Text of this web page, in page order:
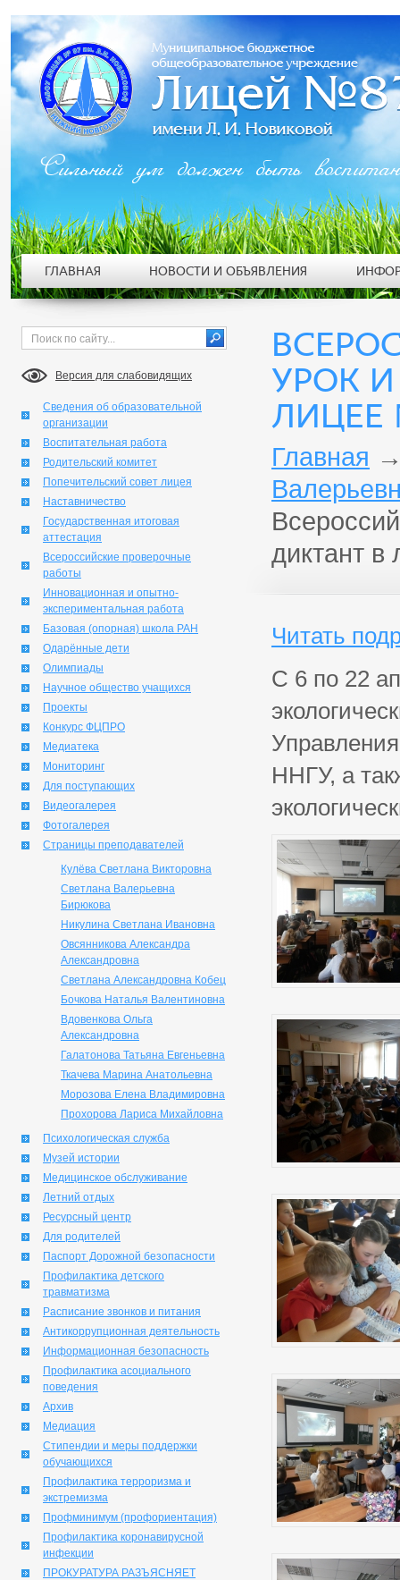
Версия для слабовидящих
Сведения об образовательной
организации
Воспитательная работа
Родительский комитет
Попечительский совет лицея
Наставничество
Государственная итоговая
аттестация
Всероссийские проверочные
работы
Инновационная и опытно-
экспериментальная работа
Базовая (опорная) школа РАН
Одарённые дети
Олимпиады
Научное общество учащихся
Проекты
Конкурс ФЦПРО
Медиатека
Мониторинг
Для поступающих
Видеогалерея
Фотогалерея
Страницы преподавателей
Кулёва Светлана Викторовна
Светлана Валерьевна
Бирюкова
Никулина Светлана Ивановна
Овсянникова Александра
Александровна
Светлана Александровна Кобец
Бочкова Наталья Валентиновна
Вдовенкова Ольга
Александровна
Галатонова Татьяна Евгеньевна
Ткачева Марина Анатольевна
Морозова Елена Владимировна
Прохорова Лариса Михайловна
Психологическая служба
Музей истории
Медицинское обслуживание
Летний отдых
Ресурсный центр
Для родителей
Паспорт Дорожной безопасности
Профилактика детского
травматизма
Расписание звонков и питания
Антикоррупционная деятельность
Информационная безопасность
Профилактика асоциального
поведения
Архив
Медиация
Стипендии и меры поддержки
обучающихся
Профилактика терроризма и
экстремизма
Профминимум (профориентация)
Профилактика коронавирусной
инфекции
ПРОКУРАТУРА РАЗЪЯСНЯЕТ
УРОК
ЛИЦЕЕ
Главная
диктант
Читать
С 6 по 22
ННГУ, а
Сильный ум должен быть
ГЛАВНАЯ НОВОСТИ И ОБЪЯВЛЕНИЯ